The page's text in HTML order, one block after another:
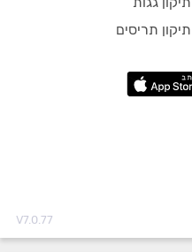
תיקון תריסים
V7.0.77